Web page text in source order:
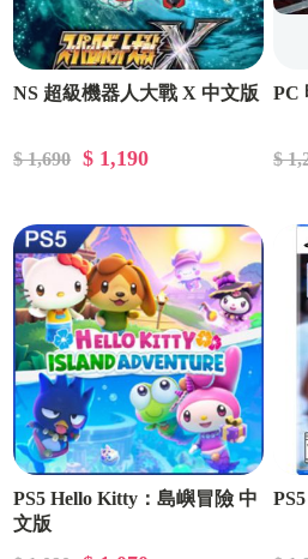
NS 超級機器人大戰 X 中文版
$ 1,690 $ 1,190
PC
$
PS5 Hello Kitty：島嶼冒險 中
文版